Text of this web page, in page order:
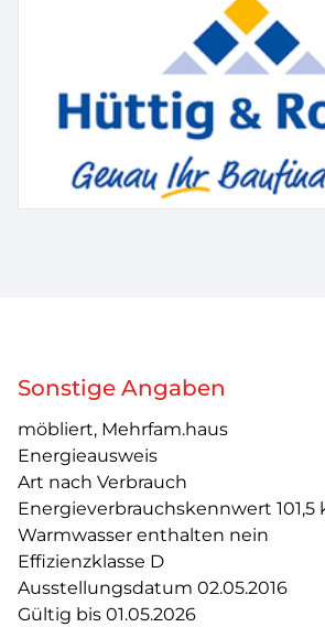
Sonstige Angaben
möbliert, Mehrfam.haus
Energieausweis
Art nach Verbrauch
Energieverbrauchskennwert 101,5
Warmwasser enthalten nein
Effizienzklasse D
Ausstellungsdatum 02.05.2016
Gültig bis 01.05.2026